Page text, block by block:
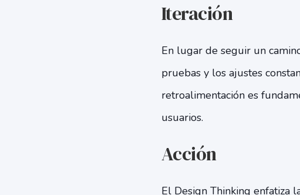
Iteración
En lugar de seguir un
pruebas y los ajustes
retroalimentación es
usuarios.
Acción
El Design Thinking enfatiza